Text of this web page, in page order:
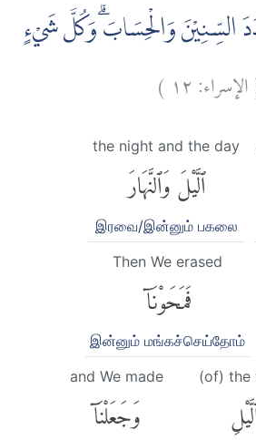
السِّنِيْنَ وَالْحِسَابَۗ وَكُلَّ شَيْءٍ
الإسراء:١٢ )
the night and the day
ٱلَّيْلَ وَٱلنَّهَارَ
இரவை/இன்னும் பகலை
Then We erased
فَمَحَوْنَآ
இன்னும் மங்கச்செய்தோம்
(of) the
and We made
وَجَعَلْنَآ